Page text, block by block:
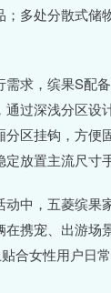
；多处分散式储
求，缤果S配备
通过深浅分区设
分区挂钩，方便
放置主流尺寸
中，五菱缤果
携宠、出游场
合女性用户日